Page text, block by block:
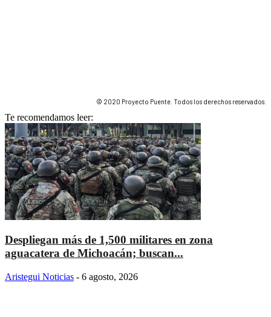
© 2020 Proyecto Puente. Todos los derechos reservados.
Te recomendamos leer:
Despliegan más de 1,500 militares en zona
aguacatera de Michoacán; buscan...
Aristegui Noticias - 6 agosto, 2026